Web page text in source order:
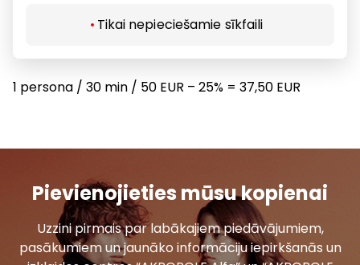
Tikai nepieciešamie sīkfaili
https://www.lieliskadavana.lv/brauciens-ar-efoil-
1 persona / 30 min / 50 EUR – 25% = 37,50 EUR
Pievienojieties mūsu kopienai
Uzzini pirmais par labākajiem piedāvājumiem,
pasākumiem un jaunāko informāciju iepirkšanās un